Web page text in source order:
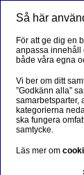
Så här
För att ge dig en
anpassa innehåll
både våra egna
Vi ber om ditt
”Godkänn alla”
samarbetsparter,
kategorierna
ska fungera
samtycke.
Läs mer om